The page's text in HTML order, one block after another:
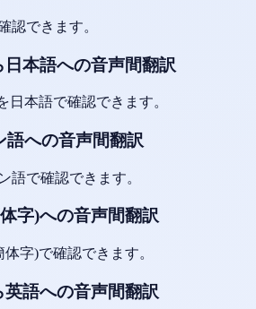
認できます。
本語への音声間翻訳
日本語で確認できます。
語への音声間翻訳
語で確認できます。
字)への音声間翻訳
字)で確認できます。
語への音声間翻訳